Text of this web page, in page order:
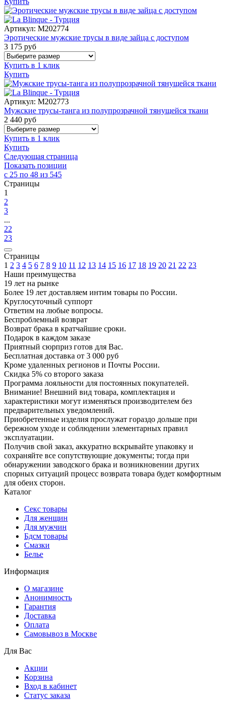
Артикул: M202774
Эротические мужские трусы в виде зайца с доступом
3 175 руб
Купить в 1 клик
Купить
Артикул: M202773
Мужские трусы-танга из полупрозрачной тянущейся ткани
2 440 руб
Купить в 1 клик
Купить
Следующая страница
Показать позиции
с 25 по 48 из 545
Страницы
1
2
3
...
22
23
Страницы
1 2 3 4 5 6 7 8 9 10 11 12 13 14 15 16 17 18 19 20 21 22 23
Наши преимущества
19 лет на рынке
Более 19 лет доставляем интим товары по России.
Круглосуточный суппорт
Ответим на любые вопросы.
Беспроблемный возврат
Возврат брака в кратчайшие сроки.
Подарок в каждом заказе
Приятный сюрприз готов для Вас.
Бесплатная доставка от 3 000 руб
Кроме удаленных регионов и Почты России.
Скидка 5% со второго заказа
Программа лояльности для постоянных покупателей.
Внимание! Внешний вид товара, комплектация и
характеристики могут изменяться производителем без
предварительных уведомлений.
Приобретенные изделия прослужат гораздо дольше при
бережном уходе и соблюдении элементарных правил
эксплуатации.
Получив свой заказ, аккуратно вскрывайте упаковку и
сохраняйте все сопутствующие документы; тогда при
обнаружении заводского брака и возникновении других
спорных ситуаций процесс возврата товара будет комфортным
для обеих сторон.
Каталог
Секс товары
Для женщин
Для мужчин
Бдсм товары
Смазки
Белье
Информация
О магазине
Анонимность
Гарантия
Доставка
Oплата
Самовывоз в Москве
Для Вас
Акции
Корзина
Вход в кабинет
Статус заказа